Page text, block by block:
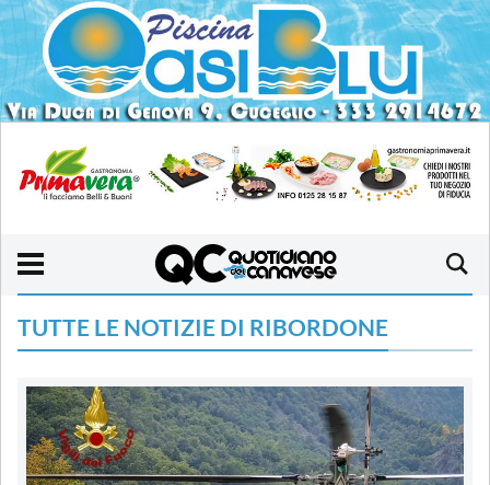
TUTTE LE NOTIZIE DI RIBORDONE